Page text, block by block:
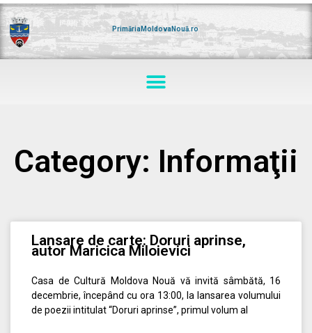
Skip
to
content
PrimăriaMoldovaNouă.ro
Menu
Category: Informaţii
Lansare de carte: Doruri aprinse,
autor Maricica Miloievici
Casa de Cultură Moldova Nouă vă invită sâmbătă, 16
decembrie, începând cu ora 13:00, la lansarea volumului
de poezii intitulat “Doruri aprinse”, primul volum al